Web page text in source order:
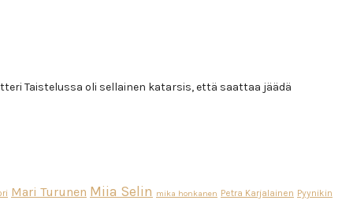
Taistelussa oli sellainen katarsis, että saattaa jäädä
Mari Turunen Miia Selin mika honkanen Petra Karjalainen Pyynikin